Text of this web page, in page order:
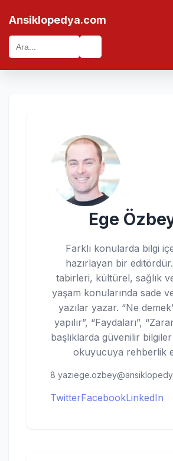
Ansiklopedya.com
Ege
Farklı konularda bilgi
hazırlayan bir
tabirleri, kültürel, sağlık
yaşam konularında sade
yazılar yazar. “Ne
yapılır”, “Faydaları”,
başlıklarda güvenilir
okuyucuya rehberlik
8 yazı
TwitterFacebookLinkedIn